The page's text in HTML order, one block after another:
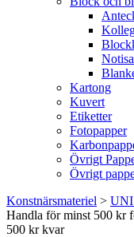
Kartong
Kuvert
Etiketter
Fotopapper
Övrigt
Övrigt
Konstnärsmateriel > UNI
Handla för minst 500 kr
500 kr kvar